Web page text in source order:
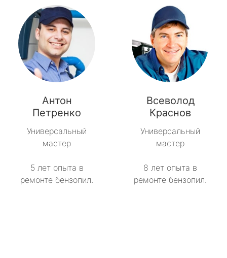
Антон
Петренко
Универсальный
мастер
5 лет опыта в
ремонте бензопил.
Всеволод
Краснов
Универсальный
мастер
8 лет опыта в
ремонте бензопил.